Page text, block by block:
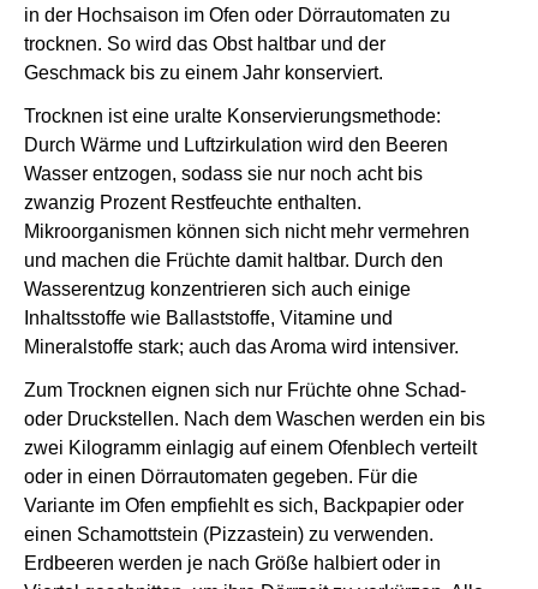
in der Hochsaison im Ofen oder Dörrautomaten zu
trocknen. So wird das Obst haltbar und der
Geschmack bis zu einem Jahr konserviert.
Trocknen ist eine uralte Konservierungsmethode:
Durch Wärme und Luftzirkulation wird den Beeren
Wasser entzogen, sodass sie nur noch acht bis
zwanzig Prozent Restfeuchte enthalten.
Mikroorganismen können sich nicht mehr vermehren
und machen die Früchte damit haltbar. Durch den
Wasserentzug konzentrieren sich auch einige
Inhaltsstoffe wie Ballaststoffe, Vitamine und
Mineralstoffe stark; auch das Aroma wird intensiver.
Zum Trocknen eignen sich nur Früchte ohne Schad-
oder Druckstellen. Nach dem Waschen werden ein bis
zwei Kilogramm einlagig auf einem Ofenblech verteilt
oder in einen Dörrautomaten gegeben. Für die
Variante im Ofen empfiehlt es sich, Backpapier oder
einen Schamottstein (Pizzastein) zu verwenden.
Erdbeeren werden je nach Größe halbiert oder in